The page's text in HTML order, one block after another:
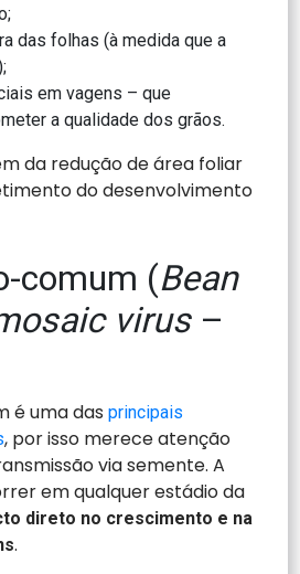
das folhas (à medida que a
em vagens – que
a qualidade dos grãos.
da redução de área foliar
do desenvolvimento
comum (Bean
virus –
é uma dasprincipais
, por isso merece atenção
via semente. A
em qualquer estádio da
direto no crescimento e na
.